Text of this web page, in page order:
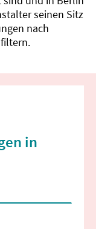
seinen Sitz
nach
in
2 Zeichen